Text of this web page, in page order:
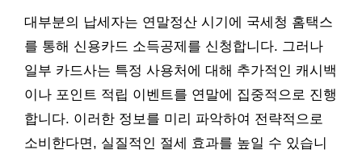
대부분의 납세자는 연말정산 시기에 국세청 홈택스
를 통해 신용카드 소득공제를 신청합니다. 그러나
일부 카드사는 특정 사용처에 대해 추가적인 캐시백
이나 포인트 적립 이벤트를 연말에 집중적으로 진행
합니다. 이러한 정보를 미리 파악하여 전략적으로
소비한다면, 실질적인 절세 효과를 높일 수 있습니